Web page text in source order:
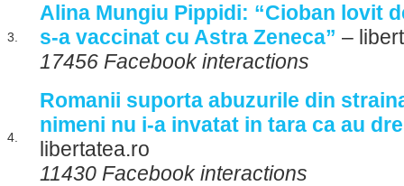
3.
Alina Mungiu Pippidi: “Cioban lovit
s-a vaccinat cu Astra Zeneca” –
17456 Facebook interactions
4.
Romanii suporta abuzurile din
nimeni nu i-a invatat in tara ca au
libertatea.ro
11430 Facebook interactions